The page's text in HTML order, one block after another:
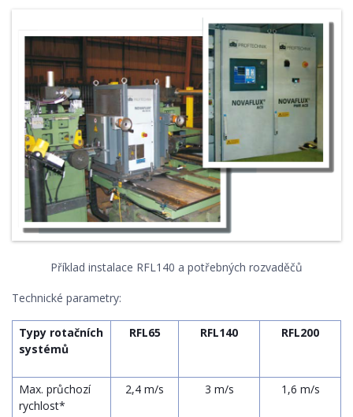
Příklad instalace RFL140 a potřebných rozvaděčů
Technické parametry:
Typy rotačních
systémů
RFL65 RFL140 RFL200
Max. průchozí
rychlost*
2,4 m/s 3 m/s 1,6 m/s